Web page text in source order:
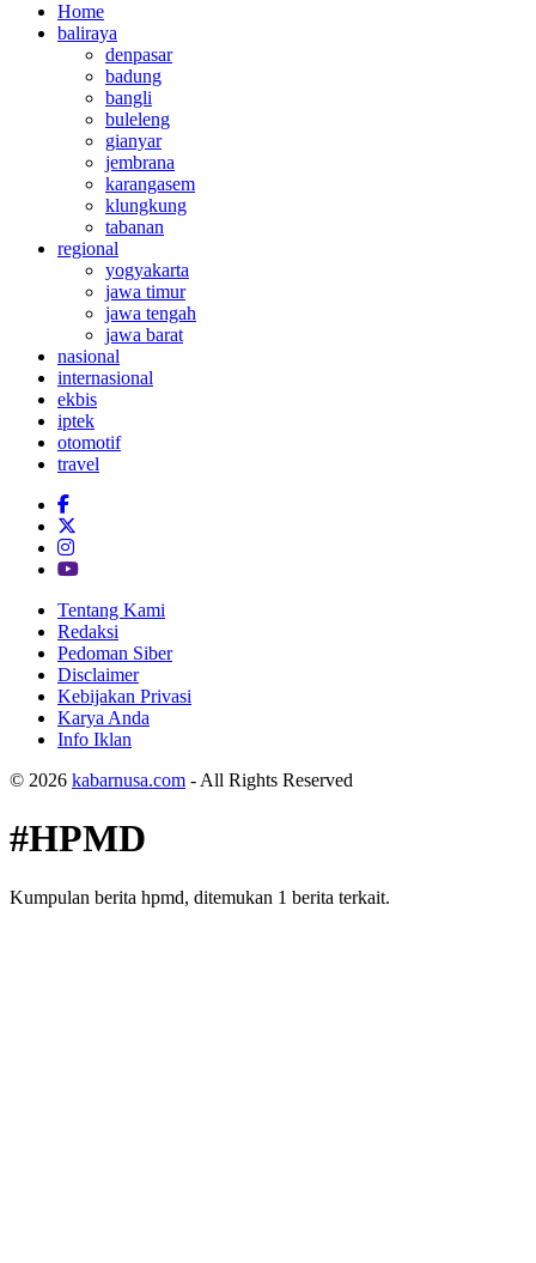
Home
baliraya
denpasar
badung
bangli
buleleng
gianyar
jembrana
karangasem
klungkung
tabanan
regional
yogyakarta
jawa timur
jawa tengah
jawa barat
nasional
internasional
ekbis
iptek
otomotif
travel
Tentang Kami
Redaksi
Pedoman Siber
Disclaimer
Kebijakan Privasi
Karya Anda
Info Iklan
© 2026 kabarnusa.com - All Rights Reserved
#HPMD
Kumpulan berita hpmd, ditemukan 1 berita terkait.